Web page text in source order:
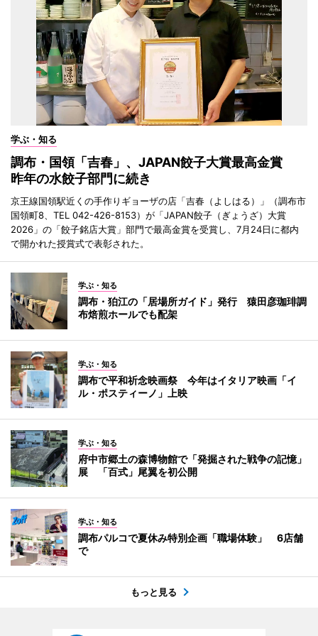
学ぶ・知る
調布・国領「吉春」、JAPAN餃子大賞最高金賞
昨年の水餃子部門に続き
京王線国領駅近くの手作りギョーザの店「吉春（よしはる）」（調布市
国領町8、TEL 042-426-8153）が「JAPAN餃子（ぎょうざ）大賞
2026」の「餃子銘店大賞」部門で最高金賞を受賞し、7月24日に都内
で開かれた授賞式で表彰された。
学ぶ・知る
調布・狛江の「居場所ガイド」発行 猿田彦珈琲調
布焙煎ホールでも配架
学ぶ・知る
調布で平和祈念映画祭 今年はイタリア映画「イ
ル・ポスティーノ」上映
学ぶ・知る
府中市郷土の森博物館で「発掘された戦争の記憶」
展 「百式」尾翼を初公開
学ぶ・知る
調布パルコで夏休み特別企画「職場体験」 6店舗
で
もっと見る